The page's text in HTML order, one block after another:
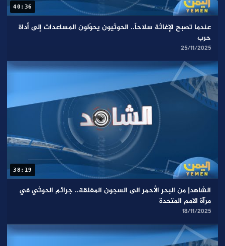
40:36
عندما تصبح الإغاثة سلاحاً.. الحوثيون يحوّلون المساعدات إلى أداة
حرب
25/11/2025
38:19
الشاهد| من البحر الأحمر الى السجون المغلقة.. جرائم الحوثي في
مرآة الامم المتحدة
18/11/2025